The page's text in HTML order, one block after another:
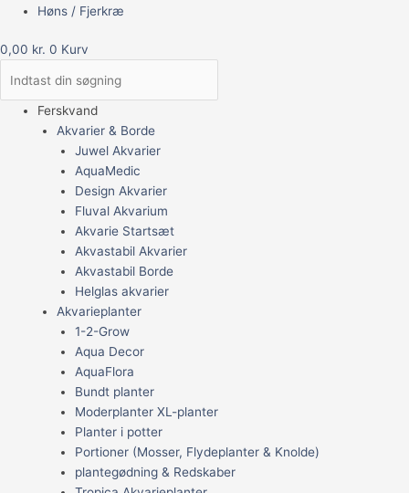
Høns / Fjerkræ
0,00 kr. 0 Kurv
Ferskvand
Akvarier & Borde
Juwel Akvarier
AquaMedic
Design Akvarier
Fluval Akvarium
Akvarie Startsæt
Akvastabil Akvarier
Akvastabil Borde
Helglas akvarier
Akvarieplanter
1-2-Grow
Aqua Decor
AquaFlora
Bundt planter
Moderplanter XL-planter
Planter i potter
Portioner (Mosser, Flydeplanter & Knolde)
plantegødning & Redskaber